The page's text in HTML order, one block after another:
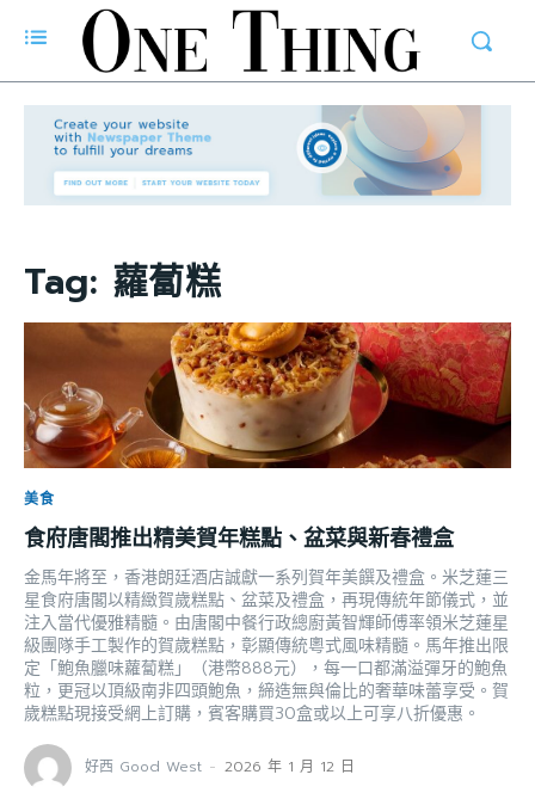
Tag: 蘿蔔糕
美食
食府唐閣推出精美賀年糕點、盆菜與新春禮盒
金馬年將至，香港朗廷酒店誠獻一系列賀年美饌及禮盒。米芝蓮三
星食府唐閣以精緻賀歲糕點、盆菜及禮盒，再現傳統年節儀式，並
注入當代優雅精髓。由唐閣中餐行政總廚黃智輝師傅率領米芝蓮星
級團隊手工製作的賀歲糕點，彰顯傳統粵式風味精髓。馬年推出限
定「鮑魚臘味蘿蔔糕」（港幣888元），每一口都滿溢彈牙的鮑魚
粒，更冠以頂級南非四頭鮑魚，締造無與倫比的奢華味蕾享受。賀
歲糕點現接受網上訂購，賓客購買30盒或以上可享八折優惠。
好西 Good West - 2026 年 1 月 12 日